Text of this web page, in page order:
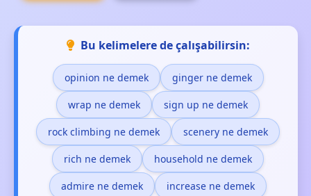
Bu kelimelere de çalışabilirsin:
opinion ne demek ginger ne demek
wrap ne demek sign up ne demek
rock climbing ne demek scenery ne demek
rich ne demek household ne demek
admire ne demek increase ne demek